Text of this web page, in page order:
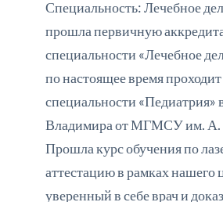
Специальность: Лечебное
прошла первичную
специальности «Лечебное
по настоящее время
специальности «Педиатрия»
Владимира от МГМСУ им. А.
Прошла курс обучения по
аттестацию в рамках нашего
уверенный в себе врач и